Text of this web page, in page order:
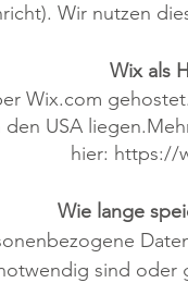
Wir nutzen
Wix als
Wix.com
USA
hier: https://
Wie lange
sind oder